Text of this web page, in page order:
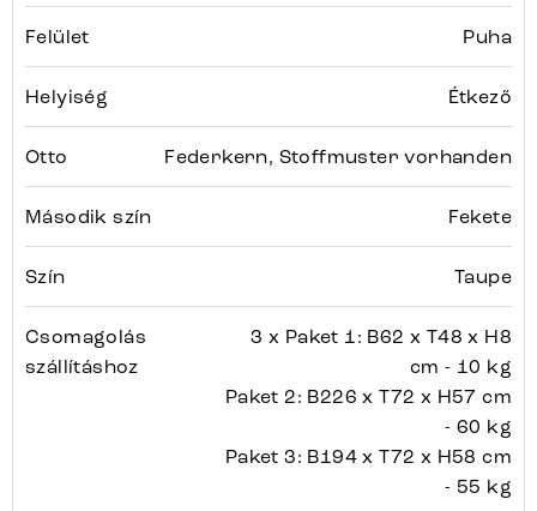
Felület Puha
Helyiség Étkező
Otto Federkern, Stoffmuster vorhanden
Második szín Fekete
Szín Taupe
Csomagolás
szállításhoz
3 x Paket 1: B62 x T48 x H8
cm - 10 kg
Paket 2: B226 x T72 x H57 cm
- 60 kg
Paket 3: B194 x T72 x H58 cm
- 55 kg